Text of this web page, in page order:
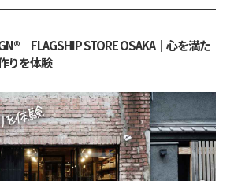
FLAGSHIP STORE OSAKA｜心を満た
りを体験